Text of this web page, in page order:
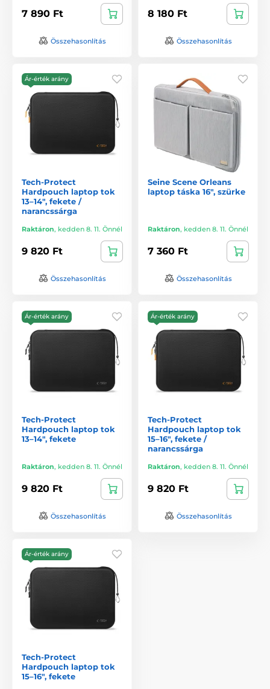
7 890 Ft
Összehasonlítás
8 180 Ft
Összehasonlítás
Ár-érték arány
Tech-Protect
Hardpouch laptop tok
13–14", fekete /
narancssárga
Raktáron, kedden 8. 11. Önnél
9 820 Ft
Összehasonlítás
Seine Scene Orleans
laptop táska 16", szürke
Raktáron, kedden 8. 11. Önnél
7 360 Ft
Összehasonlítás
Ár-érték arány
Tech-Protect
Hardpouch laptop tok
13–14", fekete
Raktáron, kedden 8. 11. Önnél
9 820 Ft
Összehasonlítás
Ár-érték arány
Tech-Protect
Hardpouch laptop tok
15–16", fekete /
narancssárga
Raktáron, kedden 8. 11. Önnél
9 820 Ft
Összehasonlítás
Ár-érték arány
Tech-Protect
Hardpouch laptop tok
15–16", fekete